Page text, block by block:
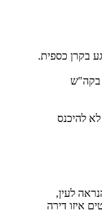
נזילים בקה"ש
להיכנס
לעין,
איזו דירה